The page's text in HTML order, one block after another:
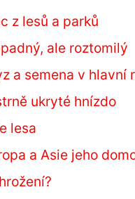
z lesů a parků
ale roztomilý
a semena v hlavní
ukryté hnízdo
lesa
a Asie jeho